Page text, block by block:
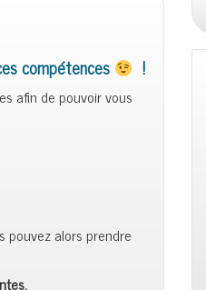
compétences !
afin de pouvoir vous
pouvez alors prendre